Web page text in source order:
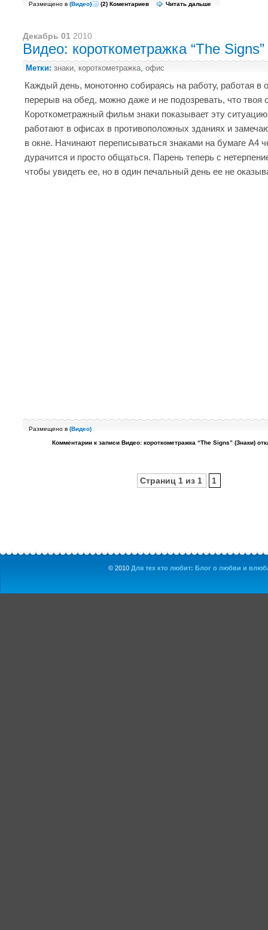
Размещено в (Видео) (2) Коментариев Читать дальше
Декабрь 01 2010
Видео: короткометражка “The
Метки: знаки, короткометражка, офис
Каждый день, монотонно собираясь на работу, работая в
перерыв на обед, можно даже и не подозревать, что твоя
Короткометражный фильм знаки показывает эту
работают в офисах в противоположных зданиях и
в окне. Начинают переписываться знаками на бумаге А4
дурачится и просто общаться. Парень теперь с
чтобы увидеть ее, но в один печальный день ее не
Размещено в (Видео)
Комментарии к записи Видео: короткометражка “The Signs” (Знаки)
Страниц 1 из 1 1
© 2010 Для тех кто любит: Блог о любви и